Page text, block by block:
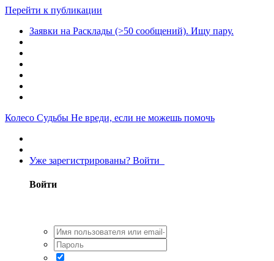
Перейти к публикации
Заявки на Расклады (>50 сообщений). Ищу пару.
Колесо Судьбы Не вреди, если не можешь помочь
Уже зарегистрированы? Войти
Войти